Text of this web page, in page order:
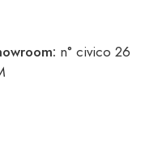
n° civico 26